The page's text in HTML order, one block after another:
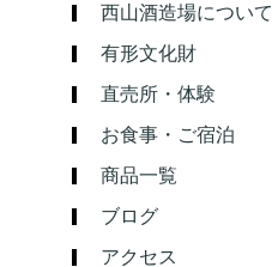
西山酒造場について
有形文化財
直売所・体験
お食事・ご宿泊
商品一覧
ブログ
アクセス